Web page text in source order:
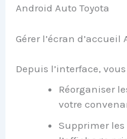
Android Auto Toyota
Gérer l’écran d’accueil
Depuis l’interface,
Réorganiser
votre
Supprimer